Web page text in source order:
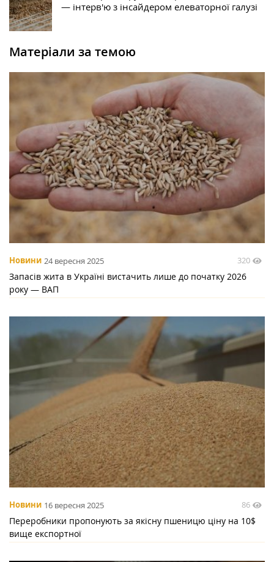
— інтерв'ю з інсайдером елеваторної галузі
Матеріали за темою
Новини 24 вересня 2025 320
Запасів жита в Україні вистачить лише до початку 2026
року — ВАП
Новини 16 вересня 2025 86
Переробники пропонують за якісну пшеницю ціну на 10$
вище експортної